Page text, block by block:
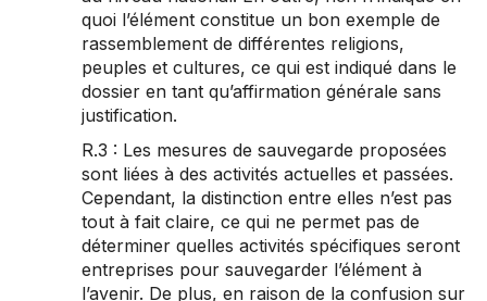
quoi l’élément constitue un bon exemple de
rassemblement de différentes religions,
peuples et cultures, ce qui est indiqué dans le
dossier en tant qu’affirmation générale sans
justification.
R.3 : Les mesures de sauvegarde proposées
sont liées à des activités actuelles et passées.
Cependant, la distinction entre elles n’est pas
tout à fait claire, ce qui ne permet pas de
déterminer quelles activités spécifiques seront
entreprises pour sauvegarder l’élément à
l’avenir. De plus, en raison de la confusion sur